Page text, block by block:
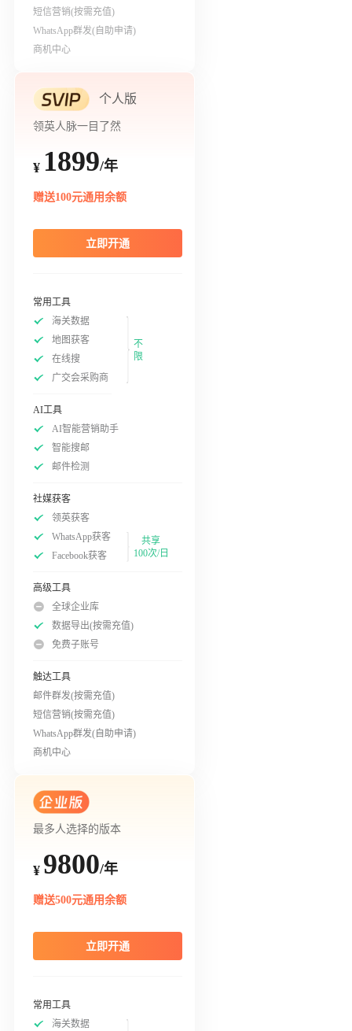
短信营销(按需充值)
WhatsApp群发(自助申请)
商机中心
个人版
领英人脉一目了然
¥ 1899/年
赠送100元通用余额
立即开通
常用工具
海关数据
地图获客
在线搜
广交会采购商
不
限
AI工具
AI智能营销助手
智能搜邮
邮件检测
社媒获客
领英获客
WhatsApp获客
Facebook获客
共享
100次/日
高级工具
全球企业库
数据导出(按需充值)
免费子账号
触达工具
邮件群发(按需充值)
短信营销(按需充值)
WhatsApp群发(自助申请)
商机中心
最多人选择的版本
¥ 9800/年
赠送500元通用余额
立即开通
常用工具
海关数据